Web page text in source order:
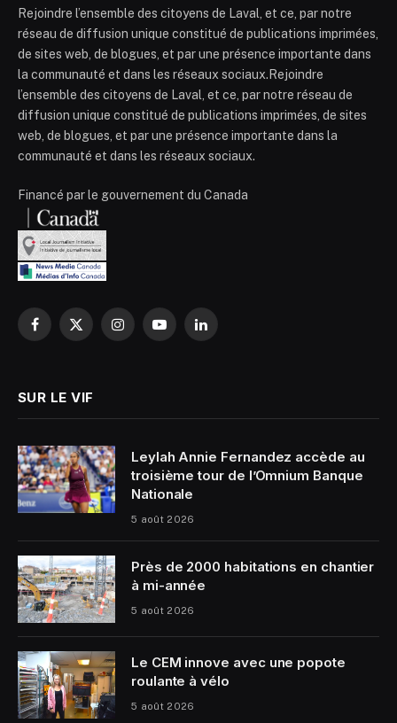
Rejoindre l’ensemble des citoyens de Laval, et ce, par notre
réseau de diffusion unique constitué de publications imprimées,
de sites web, de blogues, et par une présence importante dans
la communauté et dans les réseaux sociaux.Rejoindre
l’ensemble des citoyens de Laval, et ce, par notre réseau de
diffusion unique constitué de publications imprimées, de sites
web, de blogues, et par une présence importante dans la
communauté et dans les réseaux sociaux.
Financé par le gouvernement du Canada
Facebook
X
InstagramYouTubeLinkedIn
SUR LE VIF
Leylah Annie Fernandez accède au
troisième tour de l’Omnium Banque
Nationale
5 août 2026
Près de 2000 habitations en chantier
à mi-année
5 août 2026
Le CEM innove avec une popote
roulante à vélo
5 août 2026